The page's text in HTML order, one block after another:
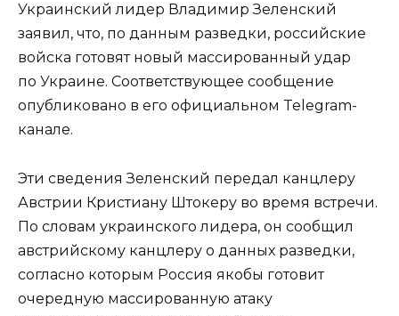
Украинский лидер Владимир Зеленский
заявил, что, по данным разведки, российские
войска готовят новый массированный удар
по Украине. Соответствующее сообщение
опубликовано в его официальном Telegram-
канале.
Эти сведения Зеленский передал канцлеру
Австрии Кристиану Штокеру во время встречи.
По словам украинского лидера, он сообщил
австрийскому канцлеру о данных разведки,
согласно которым Россия якобы готовит
очередную массированную атаку